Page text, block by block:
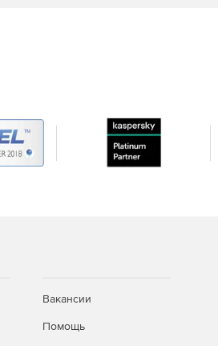
Вакансии
Помощь